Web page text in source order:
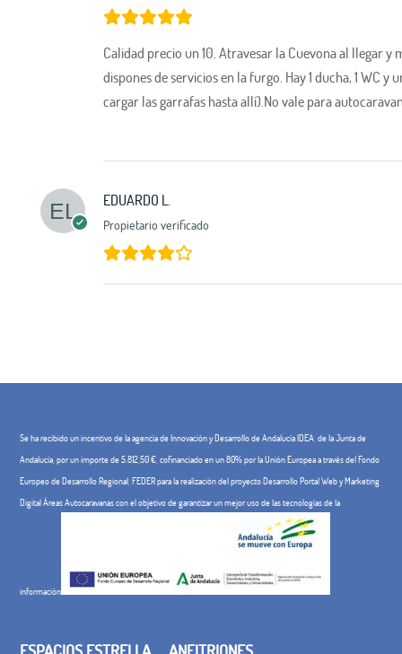
Calidad precio un 10. Atravesar la Cuevona al llegar
dispones de servicios en la furgo. Hay 1 ducha, 1 WC
cargar las garrafas hasta allí).No vale para
EDUARDO L.
Propietario verificado
Se ha recibido un incentivo de la agencia de Innovación y Desarrollo de Andalucía IDEA, de la Junta de
Andalucía, por un importe de 5.812,50 €, cofinanciado en un 80% por la Unión Europea a través del Fondo
Europeo de Desarrollo Regional, FEDER para la realización del proyecto Desarrollo Portal Web y Marketing
Digital Áreas Autocaravanas con el objetivo de garantizar un mejor uso de las tecnologías de la
información